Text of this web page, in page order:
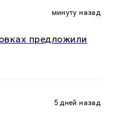
минуту назад
предложили
5 дней назад